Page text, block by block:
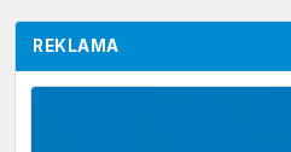
REKLAMA